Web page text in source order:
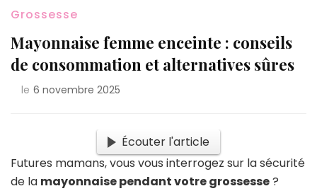
Grossesse
Mayonnaise femme enceinte : conseils
de consommation et alternatives sûres
le 6 novembre 2025
Écouter l'article
Futures mamans, vous vous interrogez sur la sécurité
de la mayonnaise pendant votre grossesse?